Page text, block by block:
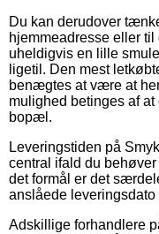
Du kan derudover
hjemmeadresse eller
uheldigvis en lille
ligetil. Den mest
benægtes at være at
mulighed betinges af
bopæl.
Leveringstiden på
central ifald du
det formål er det
anslåede
Adskillige forhandlere